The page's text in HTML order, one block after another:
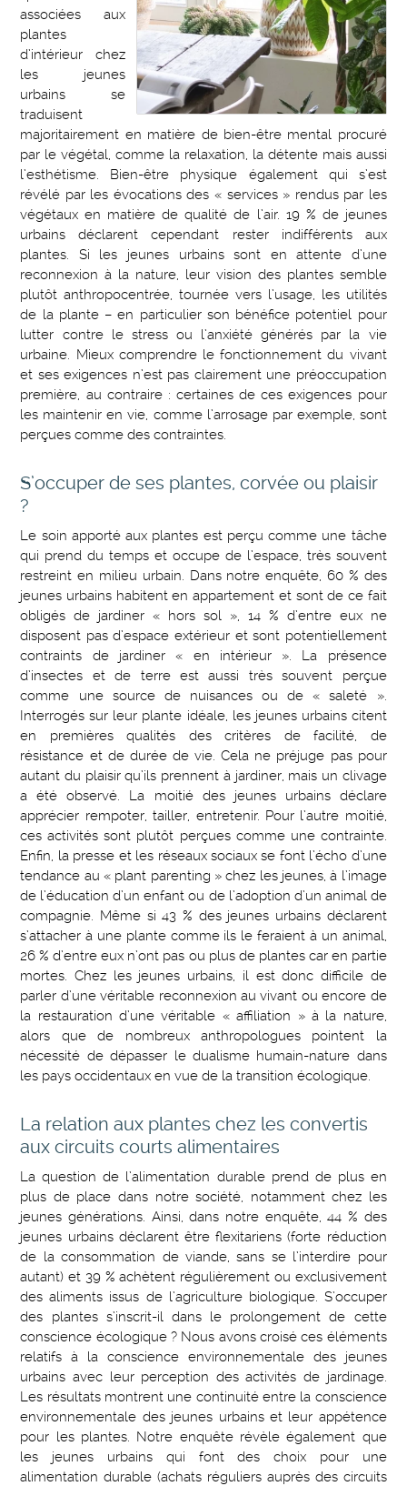
associées aux
plantes
d’intérieur chez
les jeunes
urbains se
traduisent
majoritairement en matière de bien-être mental procuré
par le végétal, comme la relaxation, la détente mais aussi
l’esthétisme. Bien-être physique également qui s’est
révélé par les évocations des « services » rendus par les
végétaux en matière de qualité de l’air. 19 % de jeunes
urbains déclarent cependant rester indifférents aux
plantes. Si les jeunes urbains sont en attente d’une
reconnexion à la nature, leur vision des plantes semble
plutôt anthropocentrée, tournée vers l’usage, les utilités
de la plante – en particulier son bénéfice potentiel pour
lutter contre le stress ou l’anxiété générés par la vie
urbaine. Mieux comprendre le fonctionnement du vivant
et ses exigences n’est pas clairement une préoccupation
première, au contraire : certaines de ces exigences pour
les maintenir en vie, comme l’arrosage par exemple, sont
perçues comme des contraintes.
S’occuper de ses plantes, corvée ou plaisir
?
Le soin apporté aux plantes est perçu comme une tâche
qui prend du temps et occupe de l’espace, très souvent
restreint en milieu urbain. Dans notre enquête, 60 % des
jeunes urbains habitent en appartement et sont de ce fait
obligés de jardiner « hors sol », 14 % d’entre eux ne
disposent pas d’espace extérieur et sont potentiellement
contraints de jardiner « en intérieur ». La présence
d’insectes et de terre est aussi très souvent perçue
comme une source de nuisances ou de « saleté ».
Interrogés sur leur plante idéale, les jeunes urbains citent
en premières qualités des critères de facilité, de
résistance et de durée de vie. Cela ne préjuge pas pour
autant du plaisir qu’ils prennent à jardiner, mais un clivage
a été observé. La moitié des jeunes urbains déclare
apprécier rempoter, tailler, entretenir. Pour l’autre moitié,
ces activités sont plutôt perçues comme une contrainte.
Enfin, la presse et les réseaux sociaux se font l’écho d’une
tendance au « plant parenting » chez les jeunes, à l’image
de l’éducation d’un enfant ou de l’adoption d’un animal de
compagnie. Même si 43 % des jeunes urbains déclarent
s’attacher à une plante comme ils le feraient à un animal,
26 % d’entre eux n’ont pas ou plus de plantes car en partie
mortes. Chez les jeunes urbains, il est donc difficile de
parler d’une véritable reconnexion au vivant ou encore de
la restauration d’une véritable « affiliation » à la nature,
alors que de nombreux anthropologues pointent la
nécessité de dépasser le dualisme humain-nature dans
les pays occidentaux en vue de la transition écologique.
La relation aux plantes chez les convertis
aux circuits courts alimentaires
La question de l’alimentation durable prend de plus en
plus de place dans notre société, notamment chez les
jeunes générations. Ainsi, dans notre enquête, 44 % des
jeunes urbains déclarent être flexitariens (forte réduction
de la consommation de viande, sans se l’interdire pour
autant) et 39 % achètent régulièrement ou exclusivement
des aliments issus de l’agriculture biologique. S’occuper
des plantes s’inscrit-il dans le prolongement de cette
conscience écologique ? Nous avons croisé ces éléments
relatifs à la conscience environnementale des jeunes
urbains avec leur perception des activités de jardinage.
Les résultats montrent une continuité entre la conscience
environnementale des jeunes urbains et leur appétence
pour les plantes. Notre enquête révèle également que
les jeunes urbains qui font des choix pour une
alimentation durable (achats réguliers auprès des circuits